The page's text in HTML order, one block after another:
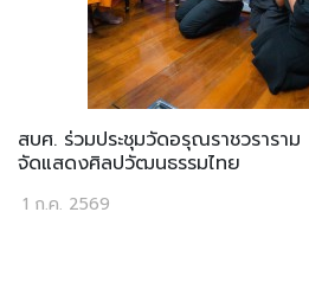
สบศ. ร่วมประชุมวัดอรุณราชวรารา
จัดแสดงศิลปวัฒนธรรมไทย
1 ก.ค. 2569